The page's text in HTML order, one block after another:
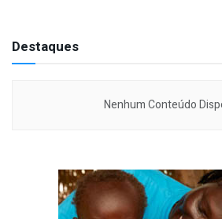
Destaques
Nenhum Conteúdo